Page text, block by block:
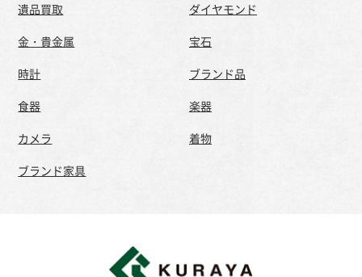
遺品買取
ダイヤモンド
金・貴金属
宝石
時計
ブランド品
食器
楽器
カメラ
着物
ブランド家具